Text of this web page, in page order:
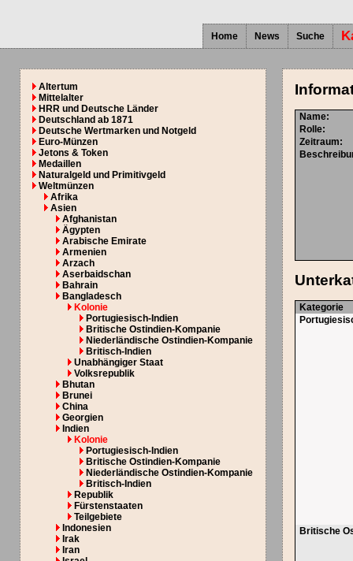
Home News Suche
Altertum
Mittelalter
HRR und Deutsche Länder
Deutschland ab 1871
Deutsche Wertmarken und Notgeld
Euro-Münzen
Jetons & Token
Medaillen
Naturalgeld und Primitivgeld
Weltmünzen
Afrika
Asien
Afghanistan
Ägypten
Arabische Emirate
Armenien
Arzach
Aserbaidschan
Bahrain
Bangladesch
Kolonie
Portugiesisch-Indien
Britische Ostindien-Kompanie
Niederländische Ostindien-Kompanie
Britisch-Indien
Unabhängiger Staat
Volksrepublik
Bhutan
Brunei
China
Georgien
Indien
Kolonie
Portugiesisch-Indien
Britische Ostindien-Kompanie
Niederländische Ostindien-Kompanie
Britisch-Indien
Republik
Fürstenstaaten
Teilgebiete
Indonesien
Irak
Iran
Name:
Rolle:
Zeitraum:
Kategorie
Britische